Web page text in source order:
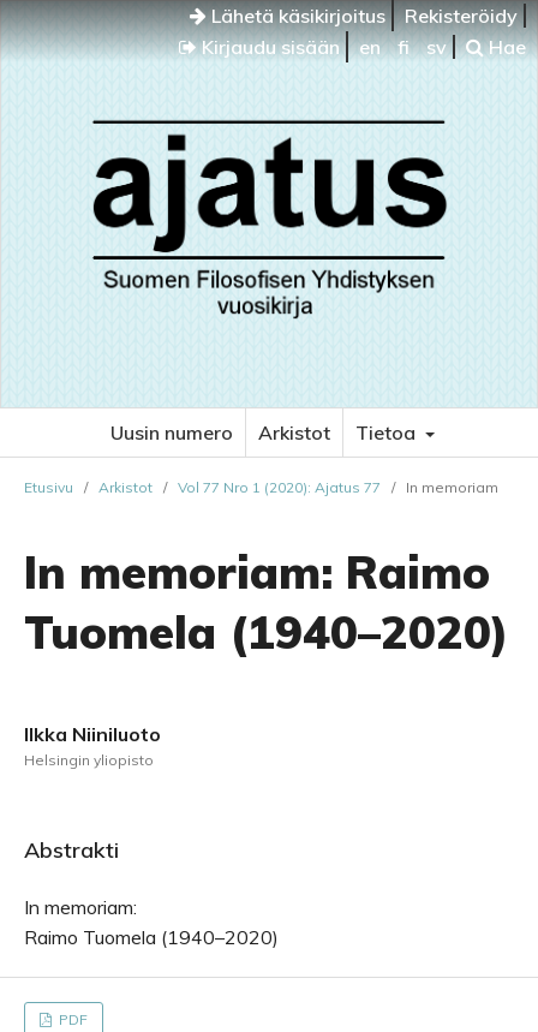
Lähetä käsikirjoitus
Rekisteröidy
Kirjaudu sisään
en fi sv Hae
Uusin numero Arkistot Tietoa
Etusivu / Arkistot / Vol 77 Nro 1 (2020): Ajatus 77 / In memoriam
In memoriam: Raimo
Tuomela (1940–2020)
Ilkka Niiniluoto
Helsingin yliopisto
Abstrakti
In memoriam:
Raimo Tuomela (1940–2020)
PDF